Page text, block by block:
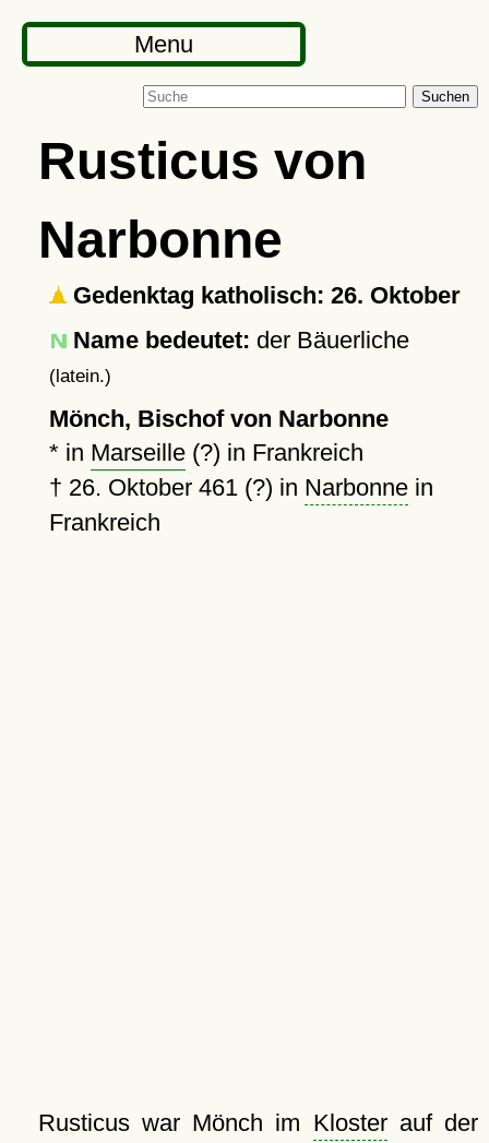
Menu
Suchen
Rusticus von
Narbonne
Gedenktag katholisch: 26. Oktober
Name bedeutet: der Bäuerliche
(latein.)
Mönch, Bischof von Narbonne
* in Marseille(?) in Frankreich
† 26. Oktober 461 (?) in Narbonnein
Frankreich
Rusticus war Mönch im Klosterauf der